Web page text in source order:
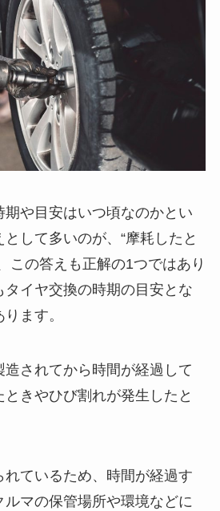
期や目安はいつ頃なのかとい
して多いのが、“摩耗したと
この答えも正解の1つではあり
タイヤ交換の時期の目安とな
ます。
されてから時間が経過して
きやひび割れが発生したと
れているため、時間が経過す
ルマの保管場所や環境などに